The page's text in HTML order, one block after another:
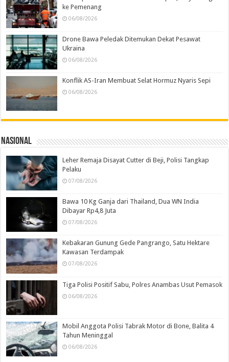
ke Pemenang
06/08/2026
Drone Bawa Peledak Ditemukan Dekat Pesawat
Ukraina
06/08/2026
Konflik AS-Iran Membuat Selat Hormuz Nyaris Sepi
06/08/2026
Nasional
Leher Remaja Disayat Cutter di Beji, Polisi Tangkap
Pelaku
07/08/2026
Bawa 10 Kg Ganja dari Thailand, Dua WN India
Dibayar Rp4,8 Juta
07/08/2026
Kebakaran Gunung Gede Pangrango, Satu Hektare
Kawasan Terdampak
07/08/2026
Tiga Polisi Positif Sabu, Polres Anambas Usut Pemasok
06/08/2026
Mobil Anggota Polisi Tabrak Motor di Bone, Balita 4
Tahun Meninggal
06/08/2026